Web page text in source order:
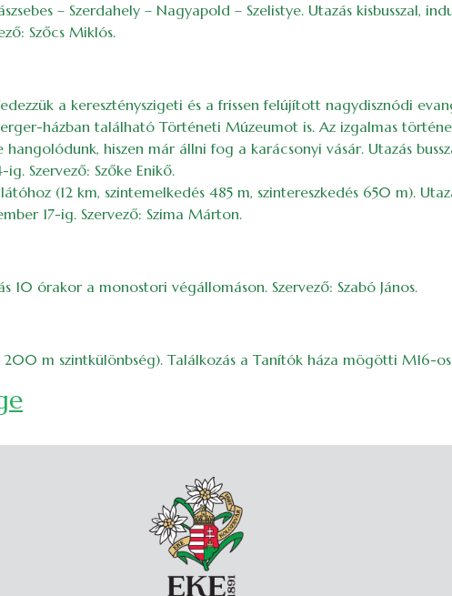
– Szerdahely – Nagyapold – Szelistye. Utazás kisbusszal,
Szőcs Miklós.
a keresztényszigeti és a frissen felújított nagydisznódi
házban található Történeti Múzeumot is. Az izgalmas
hiszen már állni fog a karácsonyi vásár. Utazás
Szervező: Szőke Enikő.
(12 km, szintemelkedés 485 m, szintereszkedés 650 m).
17-ig. Szervező: Szima Márton.
10 órakor a monostori végállomáson. Szervező: Szabó János.
m szintkülönbség). Találkozás a Tanítók háza mögötti M16-os